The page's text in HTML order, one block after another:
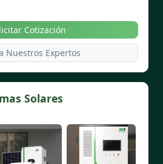
Cotización
Nuestros Expertos
Solares